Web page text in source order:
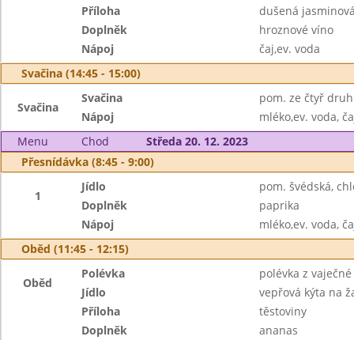
Příloha
dušená
Doplněk
hroznové víno
Nápoj
čaj,ev. voda
Svačina (14:45 - 15:00)
Svačina
Svačina
pom. ze čtyř
Nápoj
mléko,ev. voda,
Menu
Chod
Středa 20. 12. 2023
Přesnídávka (8:45 - 9:00)
1
Jídlo
pom. švédská,
Doplněk
paprika
Nápoj
mléko,ev. voda,
Oběd (11:45 - 12:15)
Oběd
Polévka
polévka z
Jídlo
vepřová kýta na
Příloha
těstoviny
Doplněk
ananas